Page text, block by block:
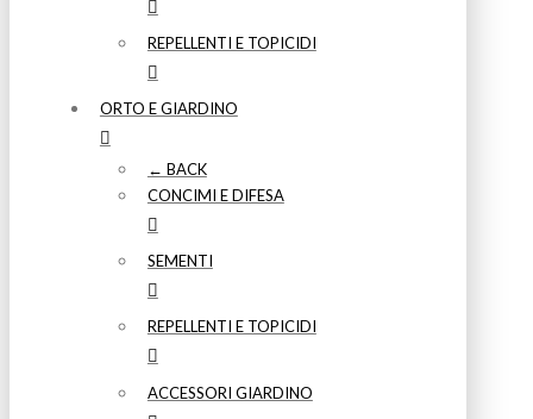
REPELLENTI E TOPICIDI
ORTO E GIARDINO
← BACK
CONCIMI E DIFESA
SEMENTI
REPELLENTI E TOPICIDI
ACCESSORI GIARDINO